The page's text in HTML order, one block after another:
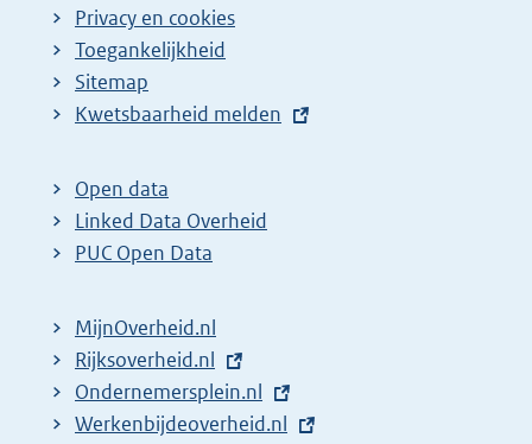
Privacy en cookies
Toegankelijkheid
Sitemap
E
t
e
r
l
i
n
k
Kwetsbaarheid melden
Open data
Linked Data Overheid
PUC Open Data
MijnOverheid.nl
E
x
t
Rijksoverheid.nl
E
x
Ondernemersplein.nl
E
Werkenbijdeoverheid.nl